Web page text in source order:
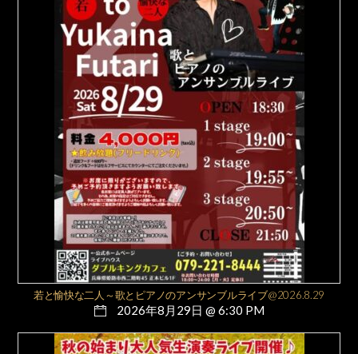
若と愉快な二人～歌とピアノのアンサンブルライブ@2026.8.29
2026年8月29日 @ 6:30 PM